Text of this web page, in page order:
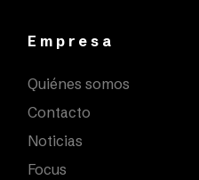
Empresa
Quiénes somos
Contacto
Noticias
Focus